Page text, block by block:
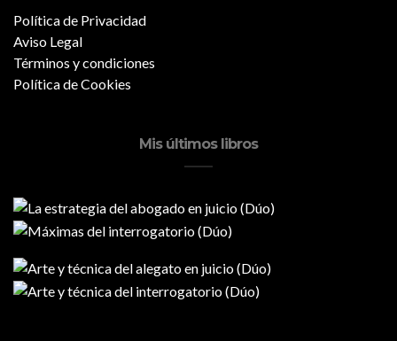
Política de Privacidad
Aviso Legal
Términos y condiciones
Política de Cookies
Mis últimos libros